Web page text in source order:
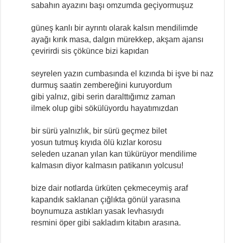
sabahın ayazını başı omzumda geçiyormuşuz
güneş kanlı bir ayrıntı olarak kalsın mendilimde
ayağı kırık masa, dalgın mürekkep, akşam ajansı
çevirirdi sis çökünce bizi kapıdan
seyrelen yazın cumbasında el kızında bi işve bi naz
durmuş saatin zembereğini kuruyordum
gibi yalnız, gibi serin daralttığımız zaman
ilmek olup gibi sökülüyordu hayatımızdan
bir sürü yalnızlık, bir sürü geçmez bilet
yosun tutmuş kıyıda ölü kızlar korosu
seleden uzanan yılan kan tükürüyor mendilime
kalmasın diyor kalmasın patikanın yolcusu!
bize dair notlarda ürküten çekmeceymiş araf
kapandık saklanan çığlıkta gönül yarasına
boynumuza astıkları yasak levhasıydı
resmini öper gibi sakladım kitabın arasına.